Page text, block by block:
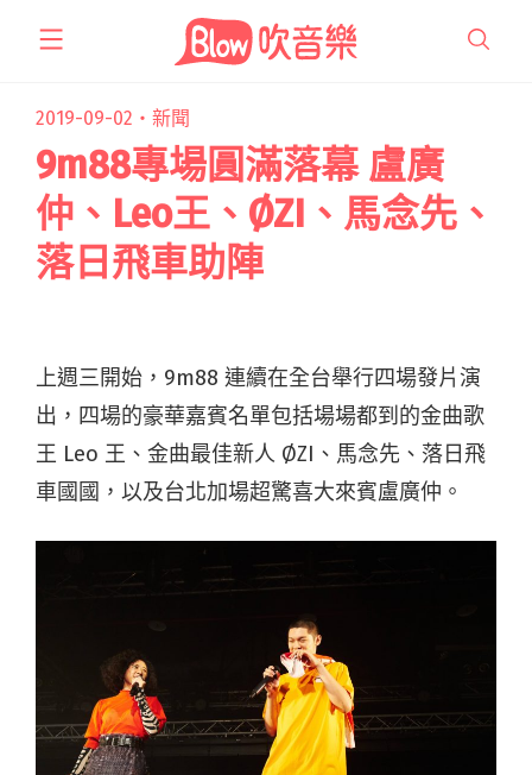
2019-09-02・ 新聞
9m88專場圓滿落幕 盧廣
仲、Leo王、ØZI、馬念先、
落日飛車助陣
上週三開始，9m88 連續在全台舉行四場發片演
出，四場的豪華嘉賓名單包括場場都到的金曲歌
王 Leo 王、金曲最佳新人 ØZI、馬念先、落日飛
車國國，以及台北加場超驚喜大來賓盧廣仲。